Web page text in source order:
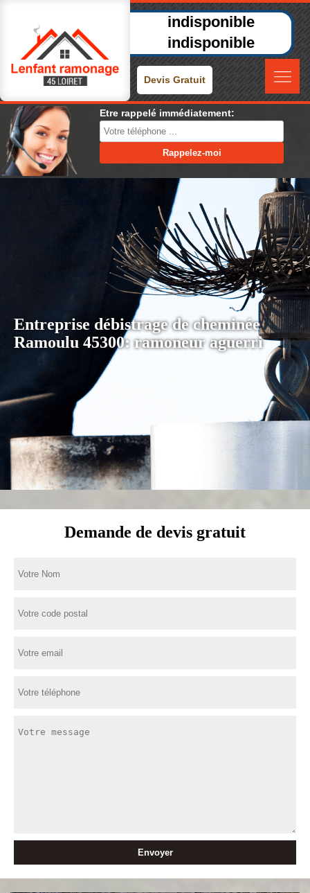
indisponible
indisponible
Devis Gratuit
Etre rappelé immédiatement:
Entreprise débistrage de cheminée
Ramoulu 45300: ramoneur aguerri
Demande de devis gratuit